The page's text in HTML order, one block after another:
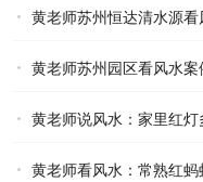
黄老师苏州恒达清水源看
黄老师苏州园区看风水案
黄老师说风水：家里红
黄老师看风水：常熟红